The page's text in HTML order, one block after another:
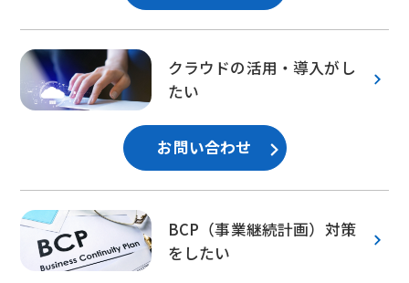
クラウドの活用・導入がし
たい
お問い合わせ
BCP（事業継続計画）対策
をしたい